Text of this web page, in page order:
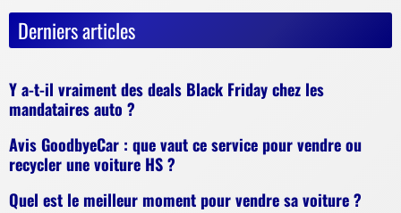
Derniers articles
Y a-t-il vraiment des deals Black Friday chez les
mandataires auto ?
Avis GoodbyeCar : que vaut ce service pour vendre ou
recycler une voiture HS ?
Quel est le meilleur moment pour vendre sa voiture ?